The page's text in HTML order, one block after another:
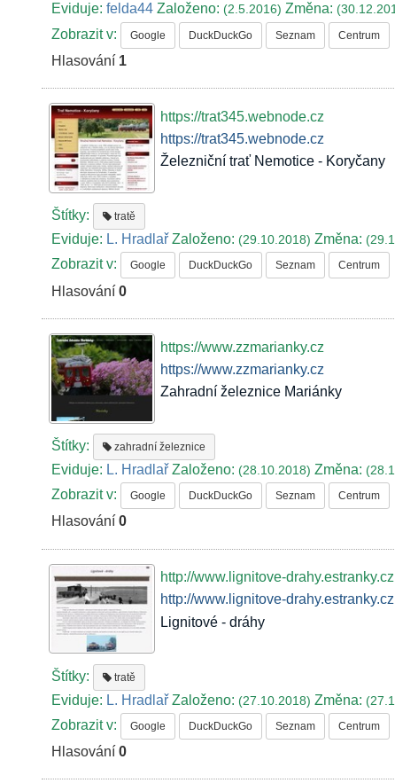
Eviduje:felda44 Založeno:(2.5.2016)Změna:
Zobrazit v: Google DuckDuckGo Seznam Centrum
Hlasování 1
https://trat345.webnode.cz
https://trat345.webnode.cz
Železniční trať Nemotice - Koryčany
Štítky: tratě
Eviduje: L. Hradlař Založeno:(29.10.2018)Změna:
Zobrazit v: Google DuckDuckGo Seznam Centrum
Hlasování0
https://www.zzmarianky.cz
https://www.zzmarianky.cz
Zahradní železnice Mariánky
Štítky: zahradní železnice
Eviduje: L. Hradlař Založeno:(28.10.2018)Změna:
Zobrazit v: Google DuckDuckGo Seznam Centrum
Hlasování0
http://www.lignitove-drahy.estranky.cz
http://www.lignitove-drahy.estranky.cz
Lignitové - dráhy
Štítky: tratě
Eviduje: L. Hradlař Založeno:(27.10.2018)Změna:
Zobrazit v: Google DuckDuckGo Seznam Centrum
Hlasování0